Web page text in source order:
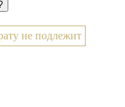
не подлежит